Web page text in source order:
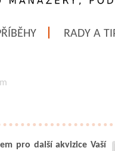
RADY A
pro další akvizice Vaší